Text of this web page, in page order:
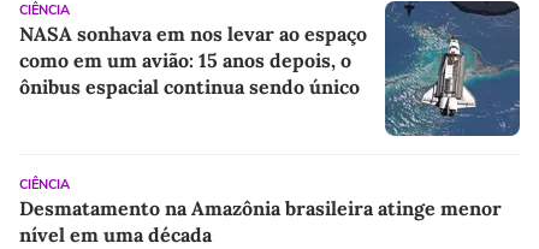
CIÊNCIA
NASA sonhava em nos levar ao espaço
como em um avião: 15 anos depois, o
ônibus espacial continua sendo único
CIÊNCIA
Desmatamento na Amazônia brasileira atinge menor
nível em uma década